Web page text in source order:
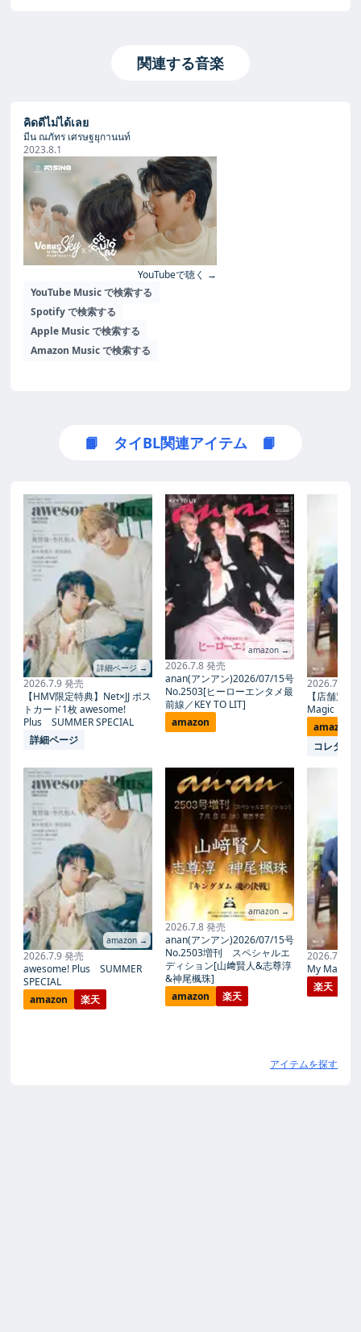
関連する音楽
คิดดีไม่ได้เลย
มีน ณภัทร เศรษฐยุกานนท์
2023.8.1
YouTubeで聴く →
YouTube Music で検索する
Spotify で検索する
Apple Music で検索する
Amazon Music で検索する
📙 タイBL関連アイテム 📙
詳細ページ →
2026.7.9 発売
【HMV限定特典】Net×JJ ポス
トカード1枚 awesome!
Plus SUMMER SPECIAL
詳細ページ
amazon →
2026.7.9 発売
awesome! Plus SUMMER
SPECIAL
amazon
楽天
amazon →
2026.7.8 発売
anan(アンアン)2026/07/15号
No.2503[ヒーローエンタメ最
前線／KEY TO LIT]
amazon
amazon →
2026.7.8 発売
anan(アンアン)2026/07/15号
No.2503増刊 スペシャルエ
ディション[山﨑賢人&志尊淳
&神尾楓珠]
amazon
楽天
2026.7.27
【店舗別
Magic
amazon
コレタメ
2026.7.27
My Magic
楽天
アイテムを探す